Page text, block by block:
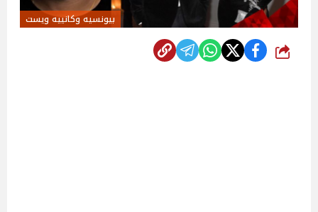
بيونسيه وكانييه ويست
شارك